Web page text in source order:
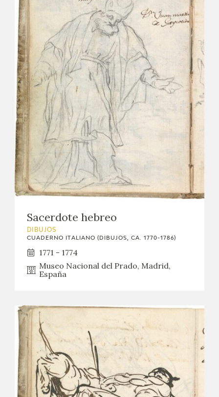
Sacerdote hebreo
DIBUJOS
CUADERNO ITALIANO (DIBUJOS, CA. 1770-1786)
1771 - 1774
Museo Nacional del Prado, Madrid,
España